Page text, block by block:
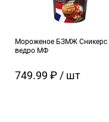
Мороженое БЗМЖ Сникерс
ведро МФ
749.99 ₽ / шт